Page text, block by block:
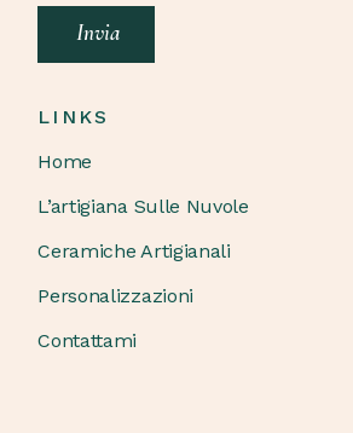
Invia
LINKS
Home
L’artigiana Sulle Nuvole
Ceramiche Artigianali
Personalizzazioni
Contattami